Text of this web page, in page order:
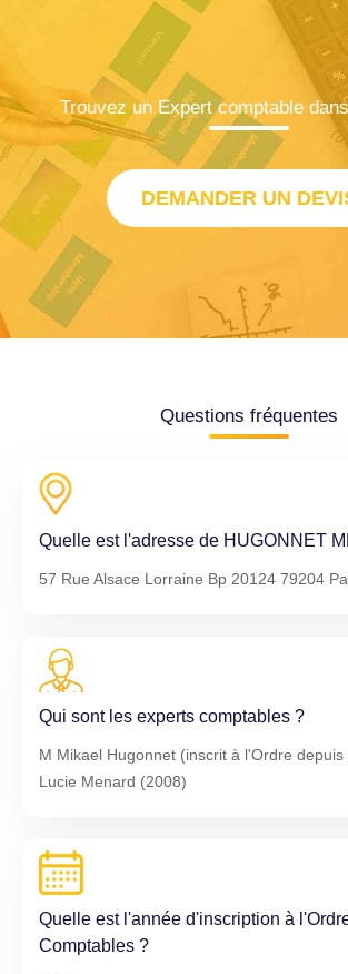
Trouvez un Expert comptable
DEMANDER UN
Questions fréquentes
Quelle est l'adresse de HUGONNET
57 Rue Alsace Lorraine Bp 20124 79204
Qui sont les experts comptables ?
M Mikael Hugonnet (inscrit à l'Ordre
Lucie Menard (2008)
Quelle est l'année d'inscription à
Comptables ?